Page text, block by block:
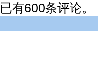
已有600条评论。